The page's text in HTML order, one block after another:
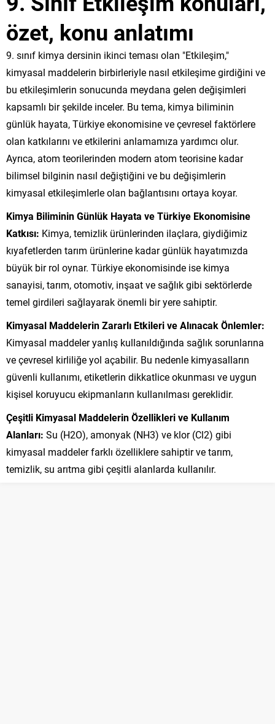
özet, konu anlatımı
9. sınıf kimya dersinin ikinci teması olan "Etkileşim,"
kimyasal maddelerin birbirleriyle nasıl etkileşime girdiğini ve
bu etkileşimlerin sonucunda meydana gelen değişimleri
kapsamlı bir şekilde inceler. Bu tema, kimya biliminin
günlük hayata, Türkiye ekonomisine ve çevresel faktörlere
olan katkılarını ve etkilerini anlamamıza yardımcı olur.
Ayrıca, atom teorilerinden modern atom teorisine kadar
bilimsel bilginin nasıl değiştiğini ve bu değişimlerin
kimyasal etkileşimlerle olan bağlantısını ortaya koyar.
Kimya Biliminin Günlük Hayata ve Türkiye Ekonomisine
Katkısı: Kimya, temizlik ürünlerinden ilaçlara, giydiğimiz
kıyafetlerden tarım ürünlerine kadar günlük hayatımızda
büyük bir rol oynar. Türkiye ekonomisinde ise kimya
sanayisi, tarım, otomotiv, inşaat ve sağlık gibi sektörlerde
temel girdileri sağlayarak önemli bir yere sahiptir.
Kimyasal Maddelerin Zararlı Etkileri ve Alınacak Önlemler:
Kimyasal maddeler yanlış kullanıldığında sağlık sorunlarına
ve çevresel kirliliğe yol açabilir. Bu nedenle kimyasalların
güvenli kullanımı, etiketlerin dikkatlice okunması ve uygun
kişisel koruyucu ekipmanların kullanılması gereklidir.
Çeşitli Kimyasal Maddelerin Özellikleri ve Kullanım
Alanları: Su (H2O), amonyak (NH3) ve klor (Cl2) gibi
kimyasal maddeler farklı özelliklere sahiptir ve tarım,
temizlik, su arıtma gibi çeşitli alanlarda kullanılır.